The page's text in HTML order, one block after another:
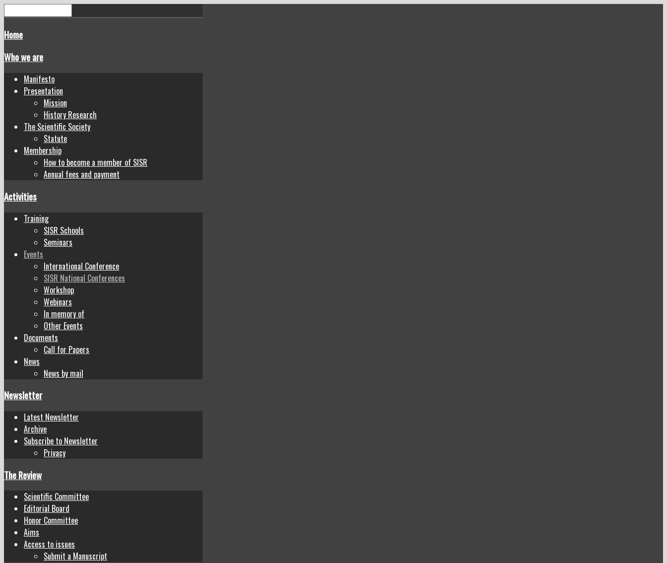
Home
Who we are
Manifesto
Presentation
Mission
History Research
The Scientific Society
Statute
Membership
How to become a member of SISR
Annual fees and payment
Activities
Training
SISR Schools
Seminars
Events
International Conference
SISR National Conferences
Workshop
Webinars
In memory of
Other Events
Documents
Call for Papers
News
News by mail
Newsletter
Latest Newsletter
Archive
Subscribe to Newsletter
Privacy
The Review
Scientific Committee
Editorial Board
Honor Committee
Aims
Access to issues
Submit a Manuscript